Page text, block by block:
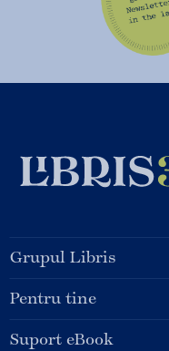
Grupul Libris
Pentru tine
Suport eBook